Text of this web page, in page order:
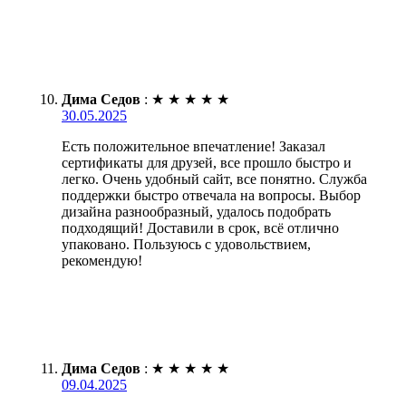
Дима Седов : ★ ★ ★ ★ ★
30.05.2025
Есть положительное впечатление! Заказал
сертификаты для друзей, все прошло быстро и
легко. Очень удобный сайт, все понятно. Служба
поддержки быстро отвечала на вопросы. Выбор
дизайна разнообразный, удалось подобрать
подходящий! Доставили в срок, всё отлично
упаковано. Пользуюсь с удовольствием,
рекомендую!
Дима Седов : ★ ★ ★ ★ ★
09.04.2025